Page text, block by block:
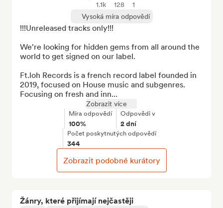
Žánry, které přijímají nejčastěji
1.1k 128
1
Vysoká míra odpovědí
!!!Unreleased tracks only!!!
We're looking for hidden gems from all around the
world to get signed on our label.
Ft.loh Records is a french record label founded in
2019, focused on House music and subgenres.
Focusing on fresh and inn...
Zobrazit více
Míra odpovědí
100%
Odpovědi v
2 dní
Počet poskytnutých odpovědí
344
Zobrazit podobné kurátory